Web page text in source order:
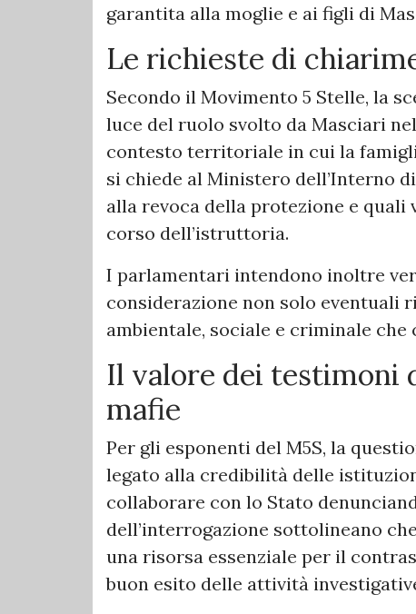
garantita alla moglie e ai figli di
Le richieste di
Secondo il Movimento 5 Stelle, la
luce del ruolo svolto da Masciari
contesto territoriale in cui la
si chiede al Ministero dell’Interno
alla revoca della protezione e
corso dell’istruttoria.
I parlamentari intendono inoltre
considerazione non solo eventuali
ambientale, sociale e criminale
Il valore dei testimoni
mafie
Per gli esponenti del M5S, la
legato alla credibilità delle
collaborare con lo Stato
dell’interrogazione sottolineano
una risorsa essenziale per il
buon esito delle attività